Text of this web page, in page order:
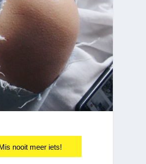
nooit meer iets!